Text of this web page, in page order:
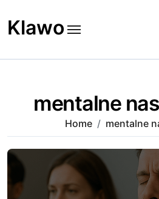
to
content
Klawo
mentalne
Home mentalne